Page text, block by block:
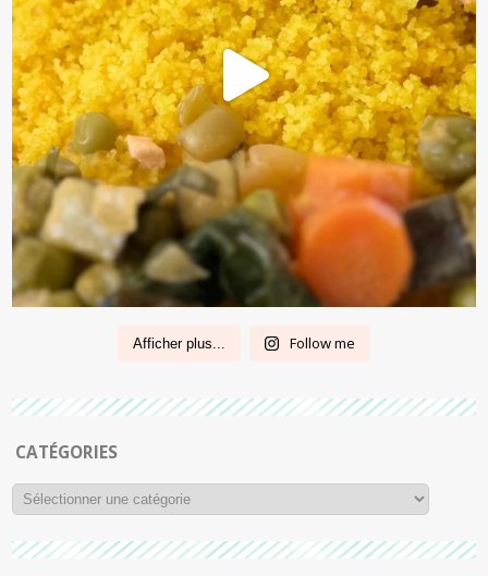
Afficher plus... Follow me
CATÉGORIES